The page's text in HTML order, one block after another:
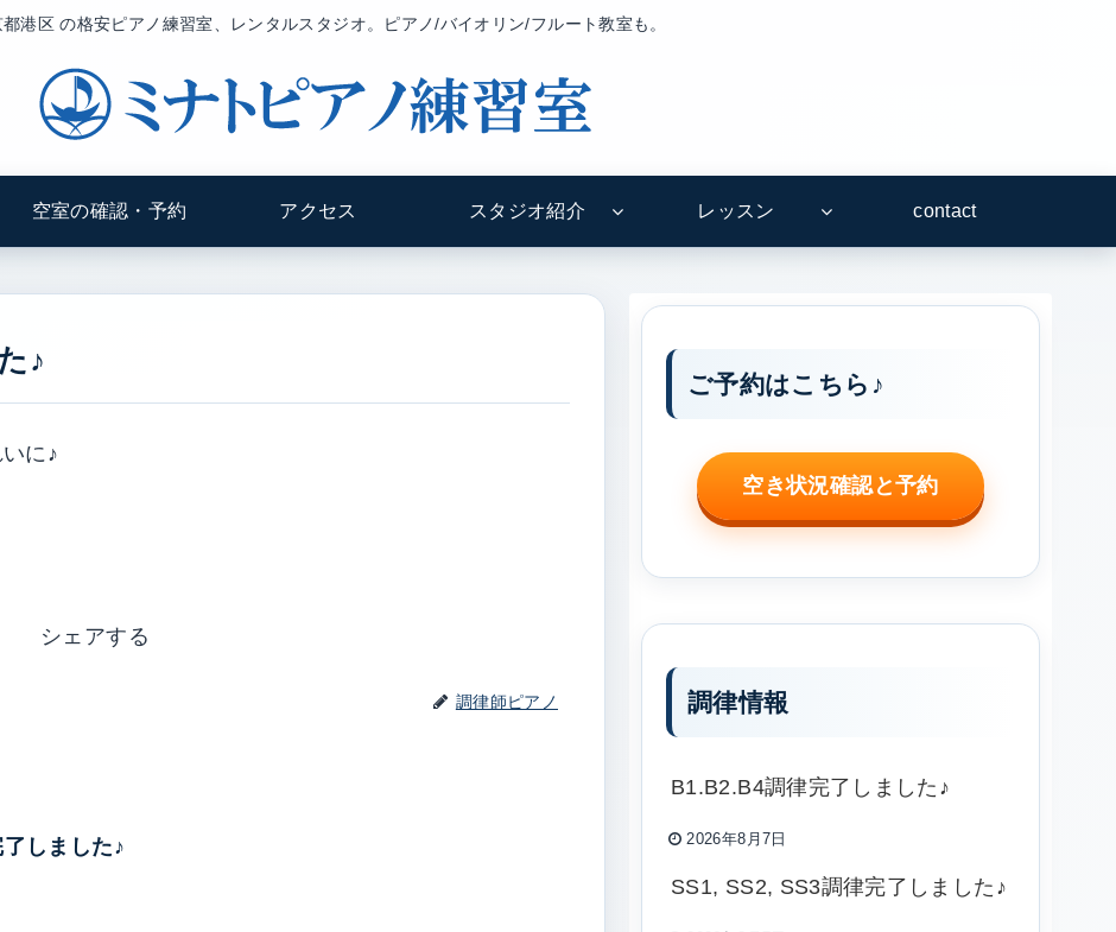
港区 の格安ピアノ練習室、レンタルスタジオ。ピアノ/バイオリン/フルート教室も。
空室の確認・予約 アクセス スタジオ紹介 レッスン contact
♪
に♪
シェアする
調律師ピアノ
しました♪
ご予約はこちら♪
空き状況確認と予約
調律情報
B1.B2.B4調律完了しました♪
2026年8月7日
SS1, SS2, SS3調律完了しました♪